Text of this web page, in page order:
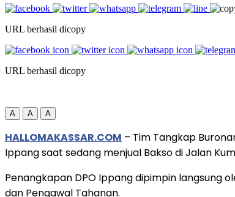
URL berhasil dicopy
URL berhasil dicopy
A A A
HALLOMAKASSAR.COM – Tim Tangkap
Ippang saat sedang menjual Bakso di Jalan
Penangkapan DPO Ippang dipimpin langsung
dan Pengawal Tahanan.